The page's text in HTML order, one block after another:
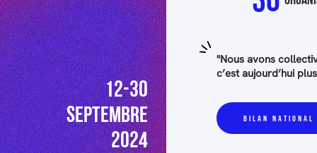
12-30
SEPTEMBRE
2024
"Nous avons
c’est aujourd’hui
BILAN NATIONAL